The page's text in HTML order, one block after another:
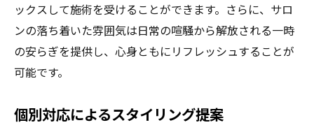
ックスして施術を受けることができます。さらに、サロ
ンの落ち着いた雰囲気は日常の喧騒から解放される一時
の安らぎを提供し、心身ともにリフレッシュすることが
可能です。
個別対応によるスタイリング提案